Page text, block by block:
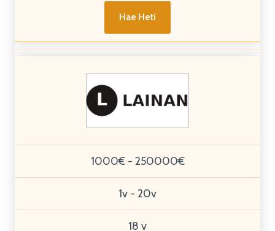
Hae Heti
1000€ - 250000€
1v - 20v
18 v